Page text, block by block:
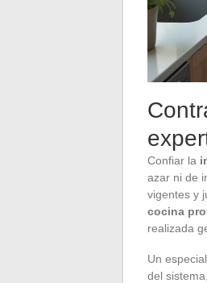
Confiar la
azar ni de
vigentes y
cocina
realizada
Un
del sistema,